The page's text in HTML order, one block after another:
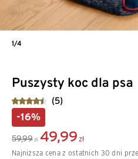
Puszysty koc dla psa
(5)
-16%
59,99 zł 49,99 zł
Najniższa cena z ostatnich 30 dni
1/4